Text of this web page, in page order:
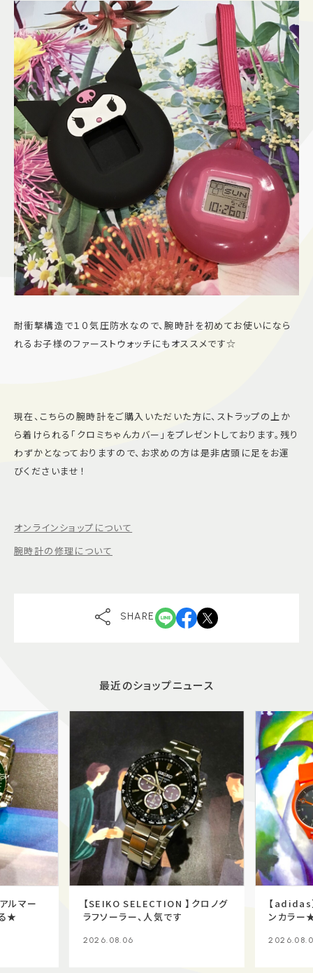
耐衝撃構造で１０気圧防水なので、腕時計を初めてお使いになら
れるお子様のファーストウォッチにもオススメです☆
現在、こちらの腕時計をご購入いただいた方に、ストラップの上か
ら着けられる「クロミちゃんカバー」をプレゼントしております。残り
わずかとなっておりますので、お求めの方は是非店頭に足をお運
びくださいませ！
オンラインショップについて
腕時計の修理について
SHARE
最近のショップニュース
ルマー
★
【SEIKO SELECTION 】クロノグ
ラフソーラー、人気です
2026.08.06
【adidas
ンカラー